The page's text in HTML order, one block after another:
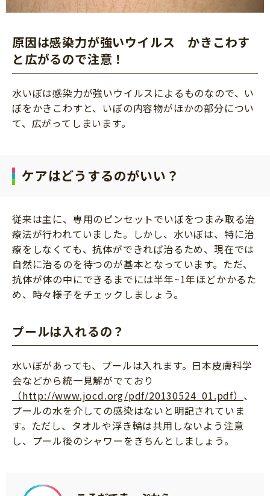
原因は感染力が強いウイルス かきこわす
と広がるので注意！
水いぼは感染力が強いウイルスによるものなので、い
ぼをかきこわすと、いぼの内容物がほかの部分につい
て、広がってしまいます。
ケアはどうするのがいい？
従来は主に、専用のピンセットでいぼをつまみ取る治
療法が行われていました。しかし、水いぼは、特に治
療をしなくても、抗体ができれば治るため、現在では
自然に治るのを待つのが基本となっています。ただ、
抗体が体の中にできるまでには半年~1年ほどかかるた
め、時々様子をチェックしましょう。
プールは入れるの？
水いぼがあっても、プールは入れます。日本皮膚科学
会などから統一見解がでており
（http://www.jocd.org/pdf/20130524_01.pdf） 、
プールの水を介しての感染はないと明記されていま
す。ただし、タオルや浮き輪は共用しないよう注意
し、プール後のシャワーをきちんとしましょう。